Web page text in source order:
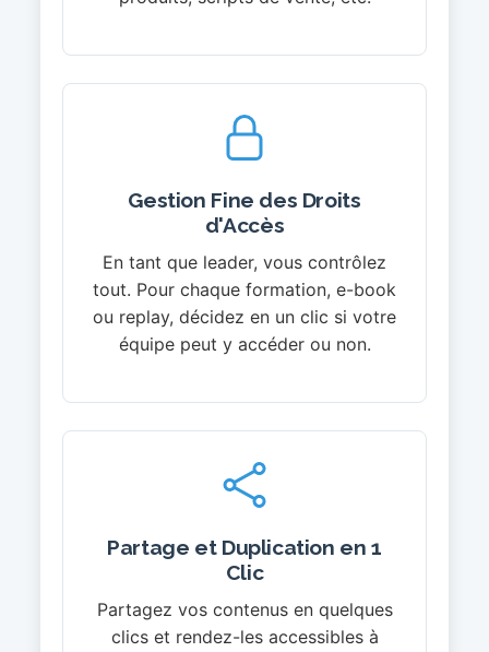
Gestion Fine des Droits
d'Accès
En tant que leader, vous contrôlez
tout. Pour chaque formation, e-book
ou replay, décidez en un clic si votre
équipe peut y accéder ou non.
Partage et Duplication en 1
Clic
Partagez vos contenus en quelques
clics et rendez-les accessibles à